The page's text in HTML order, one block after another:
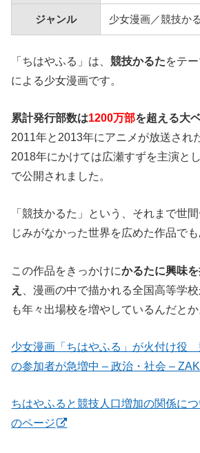
ジャンル 少女漫画／競技か
「ちはやふる」は、競技かるたをテ
による少女漫画です。
累計発行部数は1200万部を超える大
2011年と2013年にアニメが放送され
2018年にかけては広瀬すずを主演と
で公開されました。
「競技かるた」という、それまで世
じみがなかった世界を広めた作品でも
この作品をきっかけにかるたに興味
え
、漫画の中で描かれる全国高等学
も年々出場校を増やしているんだとか
少女漫画「ちはやふる」が火付け役
の参加者が急増中 – 政治・社会 –
ちはやふると競技人口増加の関係に
のページ